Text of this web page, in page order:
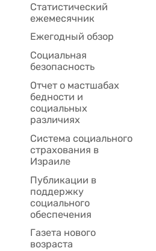
Статистический
ежемесячник
Ежегодный обзор
Социальная
безопасность
Отчет о мастшабах
бедности и
социальных
различиях
Система социального
страхования в
Израиле
Публикации в
поддержку
социального
обеспечения
Газета нового
возраста